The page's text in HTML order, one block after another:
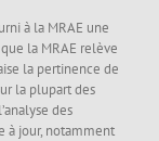
à la MRAE une
la MRAE relève
la pertinence de
la plupart des
des
à jour, notamment